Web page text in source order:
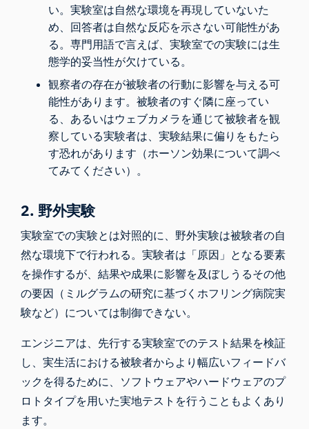
い。実験室は自然な環境を再現していないた
め、回答者は自然な反応を示さない可能性があ
る。専門用語で言えば、実験室での実験には生
態学的妥当性が欠けている。
観察者の存在が被験者の行動に影響を与える可
能性があります。被験者のすぐ隣に座ってい
る、あるいはウェブカメラを通じて被験者を観
察している実験者は、実験結果に偏りをもたら
す恐れがあります（ホーソン効果について調べ
てみてください）。
2. 野外実験
実験室での実験とは対照的に、野外実験は被験者の自
然な環境下で行われる。実験者は「原因」となる要素
を操作するが、結果や成果に影響を及ぼしうるその他
の要因（ミルグラムの研究に基づくホフリング病院実
験など）については制御できない。
エンジニアは、先行する実験室でのテスト結果を検証
し、実生活における被験者からより幅広いフィードバ
ックを得るために、ソフトウェアやハードウェアのプ
ロトタイプを用いた実地テストを行うこともよくあり
ます。